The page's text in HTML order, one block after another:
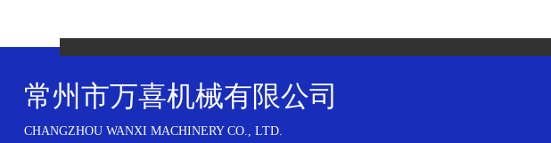
常州市万喜机械有限公司
CHANGZHOU WANXI MACHINERY CO., LTD.